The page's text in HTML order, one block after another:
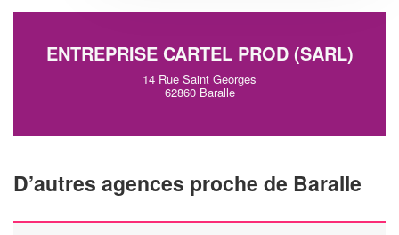
ENTREPRISE CARTEL PROD (SARL)
14 Rue Saint Georges
62860 Baralle
D’autres agences proche de Baralle